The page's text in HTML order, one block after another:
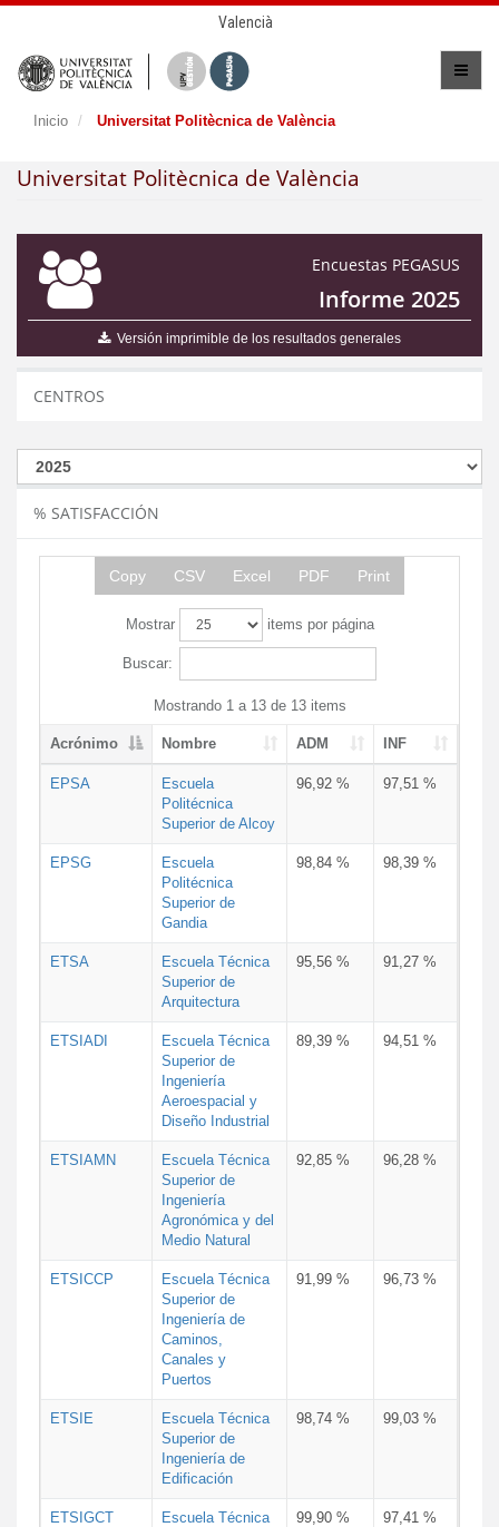
Valencià
Inicio Universitat Politècnica de València
Universitat Politècnica de València
Encuestas PEGASUS
Informe 2025
Versión imprimible de los resultados generales
CENTROS
% SATISFACCIÓN
Copy CSV Excel PDF Print
Mostrar items por página
Buscar:
Mostrando 1 a 13 de 13 items
Acrónimo Nombre ADM INF
EPSA
Escuela
Politécnica
Superior de Alcoy
96,92 % 97,51 %
EPSG
Escuela
Politécnica
Superior de
Gandia
98,84 % 98,39 %
ETSA
Escuela Técnica
Superior de
Arquitectura
95,56 % 91,27 %
ETSIADI
Escuela Técnica
Superior de
Ingeniería
Aeroespacial y
Diseño Industrial
89,39 % 94,51 %
ETSIAMN
Escuela Técnica
Superior de
Ingeniería
Agronómica y del
Medio Natural
92,85 % 96,28 %
ETSICCP
Escuela Técnica
Superior de
Ingeniería de
Caminos,
Canales y
Puertos
91,99 % 96,73 %
ETSIE
Escuela Técnica
Superior de
Ingeniería de
Edificación
98,74 % 99,03 %
ETSIGCT
Escuela Técnica
99,90 % 97,41 %